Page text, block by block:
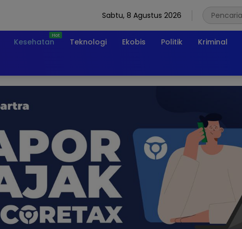
Sabtu, 8 Agustus 2026
Kesehatan Teknologi Ekobis Politik Kriminal